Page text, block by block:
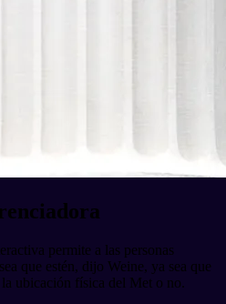
permite a las personas
que estén, dijo Weine, ya sea que
ubicación física del Met o no.